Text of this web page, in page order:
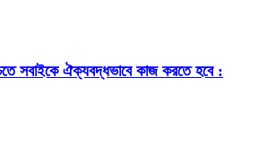
সবাইকে ঐক্যবদ্ধভাবে কাজ করতে হবে :